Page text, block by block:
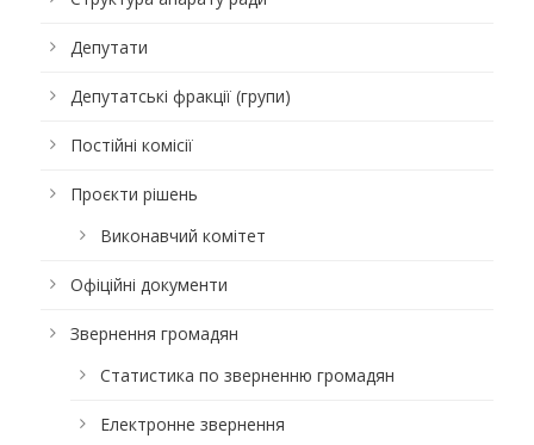
Депутати
Депутатські фракції (групи)
Постійні комісії
Проєкти рішень
Виконавчий комітет
Офіційні документи
Звернення громадян
Статистика по зверненню громадян
Електронне звернення